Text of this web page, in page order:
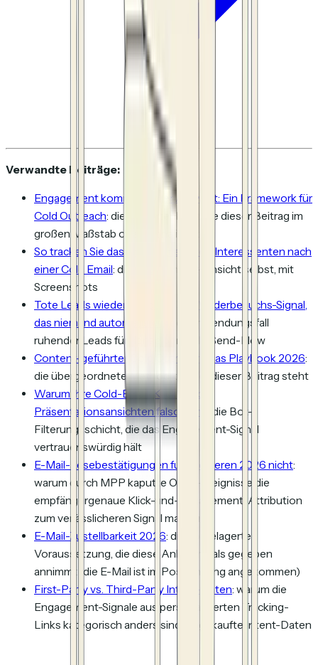
Verwandte Beiträge:
Engagement kommt vor der Antwort: Ein Framework für
Cold Outreach: die Kohortenlogik, die dieser Beitrag im
großen Maßstab operationalisiert
So tracken Sie das Engagement von Interessenten nach
einer Cold Email: die Engagement-Ansicht selbst, mit
Screenshots
Tote Leads wiederbeleben: Das Wiederbesuchs-Signal,
das niemand automatisiert
: der Anwendungsfall
ruhender Leads für denselben Bulk-Send-Flow
Content-geführter Cold Outreach: Das Playbook 2026:
die übergeordnete Methodik, in der dieser Beitrag steht
Warum Ihre Cold-Email-Klicks und
Präsentationsansichten falsch sind
: die Bot-
Filterungsschicht, die das Engagement-Signal
vertrauenswürdig hält
E-Mail-Lesebestätigungen funktionieren 2026 nicht:
warum durch MPP kaputte Open-Ereignisse die
empfängergenaue Klick-und-Engagement -Attribution
zum verlässlicheren Signal machen
E-Mail-Zustellbarkeit 2026: die vorgelagerte
Voraussetzung, die diese Anleitung als gegeben
annimmt (die E-Mail ist im Posteingang angekommen)
First-Party vs. Third-Party Intent-Daten: warum die
Engagement-Signale aus personalisierten Tracking-
Links kategorisch anders sind als gekaufte Intent-Daten